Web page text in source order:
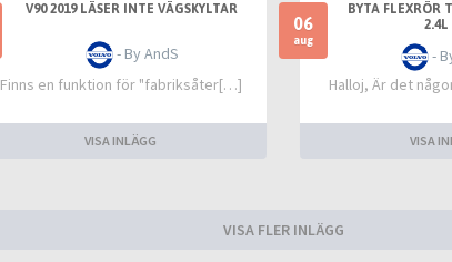
V90 2019 LÄSER INTE VÄGSKYLTAR
- By AndS
Finns en funktion för "fabriksåter[…]
VISA INLÄGG
06
aug
BYTA FLEXRÖR
2.4L
-
Halloj, Är det
VISA
VISA FLER INLÄGG